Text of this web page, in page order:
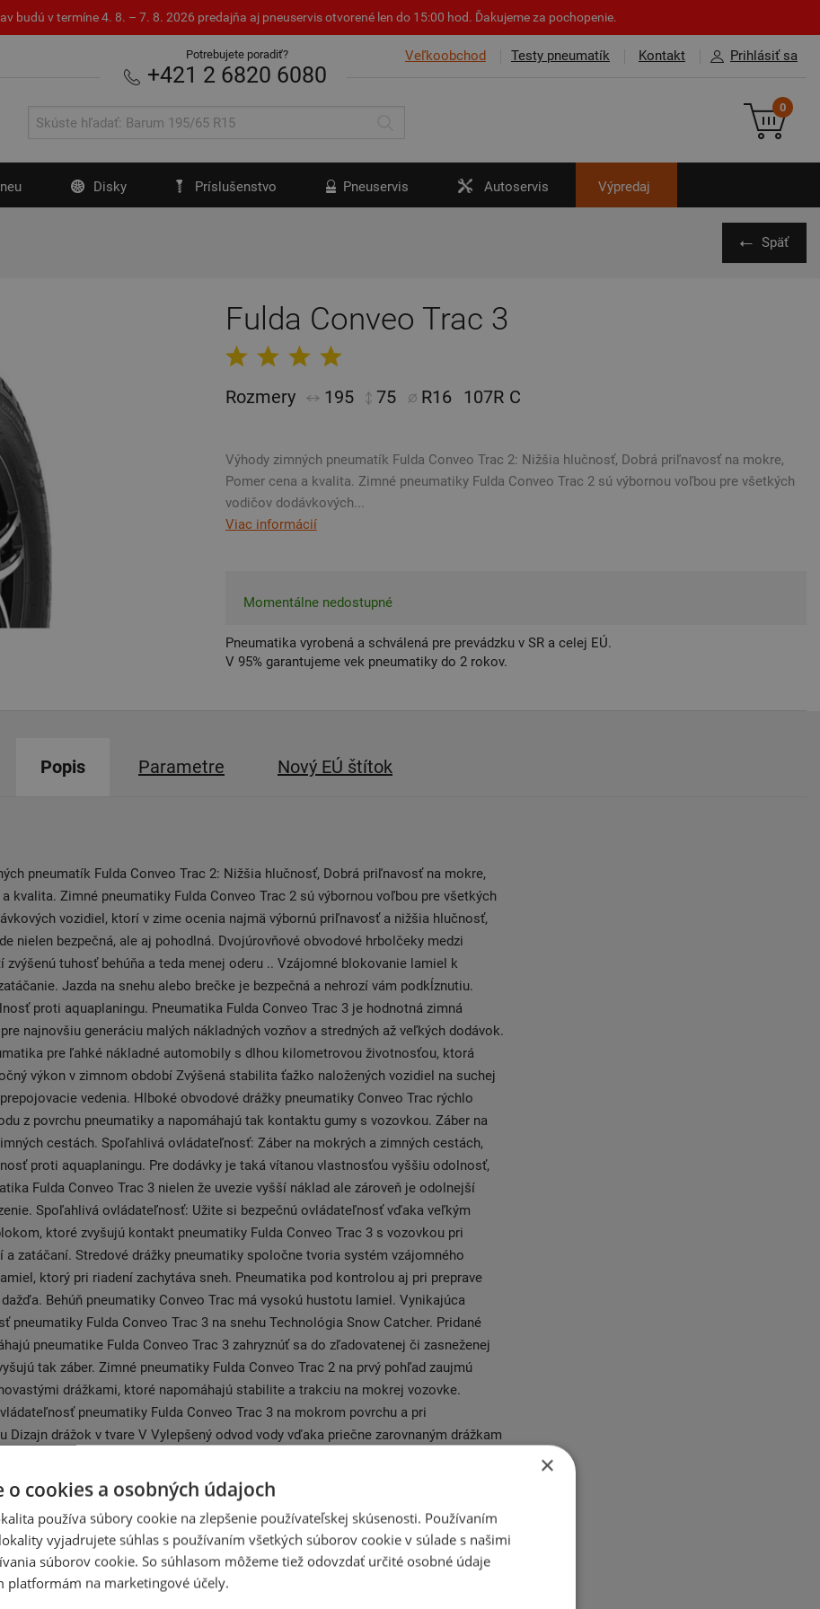
budú v termíne 4. 8. – 7. 8. 2026 predajňa aj pneuservis otvorené len do 15:00 hod. Ďakujeme za pochopenie.
Veľkoobchod Testy pneumatík Kontakt Prihlásiť sa
Potrebujete poradiť?
+421 2 6820 6080
0
Disky Príslušenstvo Pneuservis Autoservis Výpredaj
Späť
Fulda Conveo Trac 3
Rozmery 195 75 R16 107R C
Výhody zimných pneumatík Fulda Conveo Trac 2: Nižšia hlučnosť, Dobrá priľnavosť na mokre,
Pomer cena a kvalita. Zimné pneumatiky Fulda Conveo Trac 2 sú výbornou voľbou pre všetkých
vodičov dodávkových...
Viac informácií
Momentálne nedostupné
Pneumatika vyrobená a schválená pre prevádzku v SR a celej EÚ.
V 95% garantujeme vek pneumatiky do 2 rokov.
Popis Parametre Nový EÚ štítok
pneumatík Fulda Conveo Trac 2: Nižšia hlučnosť, Dobrá priľnavosť na mokre,
kvalita. Zimné pneumatiky Fulda Conveo Trac 2 sú výbornou voľbou pre všetkých
vozidiel, ktorí v zime ocenia najmä výbornú priľnavosť a nižšia hlučnosť,
nielen bezpečná, ale aj pohodlná. Dvojúrovňové obvodové hrbolčeky medzi
zvýšenú tuhosť behúňa a teda menej oderu .. Vzájomné blokovanie lamiel k
Jazda na snehu alebo brečke je bezpečná a nehrozí vám podkĺznutiu.
proti aquaplaningu. Pneumatika Fulda Conveo Trac 3 je hodnotná zimná
najnovšiu generáciu malých nákladných vozňov a stredných až veľkých dodávok.
pre ľahké nákladné automobily s dlhou kilometrovou životnosťou, ktorá
výkon v zimnom období Zvýšená stabilita ťažko naložených vozidiel na suchej
vedenia. Hlboké obvodové drážky pneumatiky Conveo Trac rýchlo
z povrchu pneumatiky a napomáhajú tak kontaktu gumy s vozovkou. Záber na
cestách. Spoľahlivá ovládateľnosť: Záber na mokrých a zimných cestách,
proti aquaplaningu. Pre dodávky je taká vítanou vlastnosťou vyššiu odolnosť,
Fulda Conveo Trac 3 nielen že uvezie vyšší náklad ale zároveň je odolnejší
Spoľahlivá ovládateľnosť: Užite si bezpečnú ovládateľnosť vďaka veľkým
ktoré zvyšujú kontakt pneumatiky Fulda Conveo Trac 3 s vozovkou pri
a zatáčaní. Stredové drážky pneumatiky spoločne tvoria systém vzájomného
ktorý pri riadení zachytáva sneh. Pneumatika pod kontrolou aj pri preprave
Behúň pneumatiky Conveo Trac má vysokú hustotu lamiel. Vynikajúca
pneumatiky Fulda Conveo Trac 3 na snehu Technológia Snow Catcher. Pridané
pneumatike Fulda Conveo Trac 3 zahryznúť sa do zľadovatenej či zasneženej
tak záber. Zimné pneumatiky Fulda Conveo Trac 2 na prvý pohľad zaujmú
drážkami, ktoré napomáhajú stabilite a trakciu na mokrej vozovke.
pneumatiky Fulda Conveo Trac 3 na mokrom povrchu a pri
Dizajn drážok v tvare V Vylepšený odvod vody vďaka priečne zarovnaným drážkam
vás udrží v pohybe po celú zimu Istota pri riadení a záber na nepredvídateľných
Fulda bola založená roku 1900 v rovnomennom nemeckom meste. Už v roku
testovala vysokorychlostníc pneumatiky a nákladných pneumatiky zvanej Fulda
oficiálnym a jedniným dodavetelem obutie pre spoločnosť Mercedes-Benz.
×
o cookies a osobných údajoch
používa súbory cookie na zlepšenie používateľskej skúsenosti. Používaním
vyjadrujete súhlas s používaním všetkých súborov cookie v súlade s našimi
súborov cookie. So súhlasom môžeme tiež odovzdať určité osobné údaje
platformám na marketingové účely.